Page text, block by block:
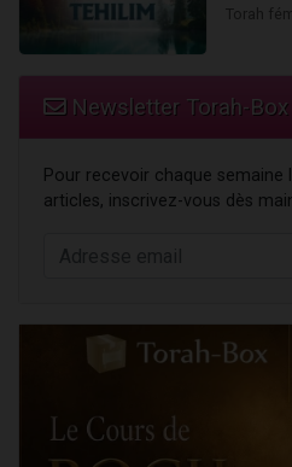
Newsletter Torah-
Pour recevoir chaque semaine
articles, inscrivez-vous dès